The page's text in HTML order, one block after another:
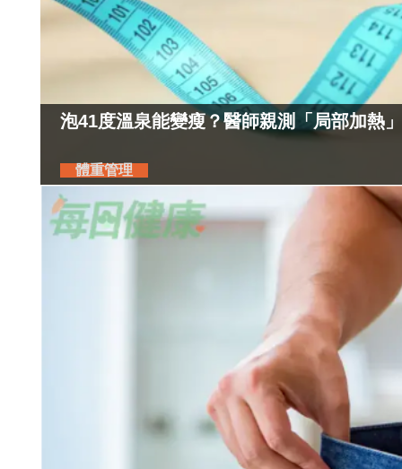
泡41度溫泉能變瘦？醫師親測「局部加熱
體重管理